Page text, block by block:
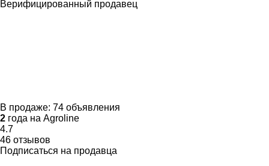
Верифицированный продавец
В продаже: 74 объявления
2 года на Agroline
4.7
46 отзывов
Подписаться на продавца